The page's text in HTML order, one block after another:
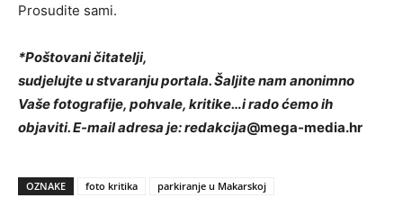
Prosudite sami.
*Poštovani čitatelji,
sudjelujte u stvaranju portala. Šaljite nam anonimno
Vaše fotografije, pohvale, kritike…i rado ćemo ih
objaviti. E-mail adresa je: redakcija@mega-media.hr
OZNAKE foto kritika parkiranje u Makarskoj